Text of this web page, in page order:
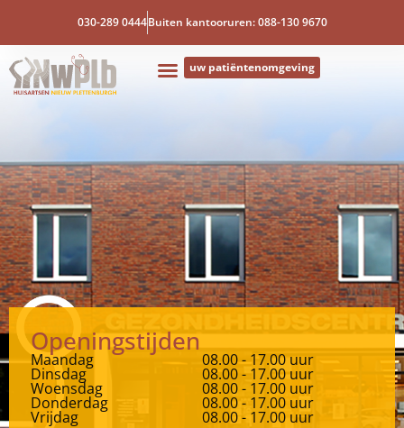
030-289 0444Buiten kantooruren: 088-130 9670
uw patiëntenomgeving
Openingstijden
Maandag 08.00 - 17.00 uur
Dinsdag 08.00 - 17.00 uur
Woensdag 08.00 - 17.00 uur
Donderdag 08.00 - 17.00 uur
Vrijdag 08.00 - 17.00 uur